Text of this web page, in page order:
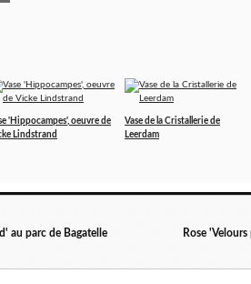
'Hippocampes', oeuvre de
Lindstrand
Vase de la Cristallerie de
Leerdam
au parc de Bagatelle Rose